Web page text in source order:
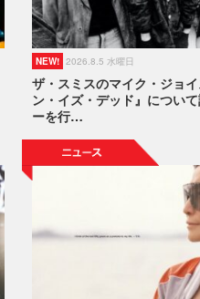
NEW! 2026.8.5 水曜日
ザ・スミスのマイク・ジョ
ン・イズ・デッド』につい
ーを行…